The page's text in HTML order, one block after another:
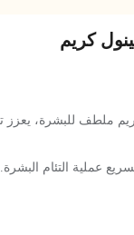
كريم
ملطف للبشرة، يعزز
عملية التئام البشرة.